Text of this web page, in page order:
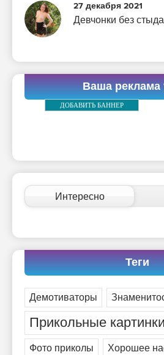
27 декабря 2021
Девчонки без
Ваша реклама
ДОБАВИТЬ БАННЕР
Интересно
Теги
Демотиваторы
Прикольные картинки
Фото приколы
Хорошее